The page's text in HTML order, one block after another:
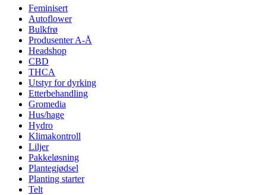
Feminisert
Autoflower
Bulkfrø
Produsenter A-Å
Headshop
CBD
THCA
Utstyr for dyrking
Etterbehandling
Gromedia
Hus/hage
Hydro
Klimakontroll
Liljer
Pakkeløsning
Plantegjødsel
Planting starter
Telt